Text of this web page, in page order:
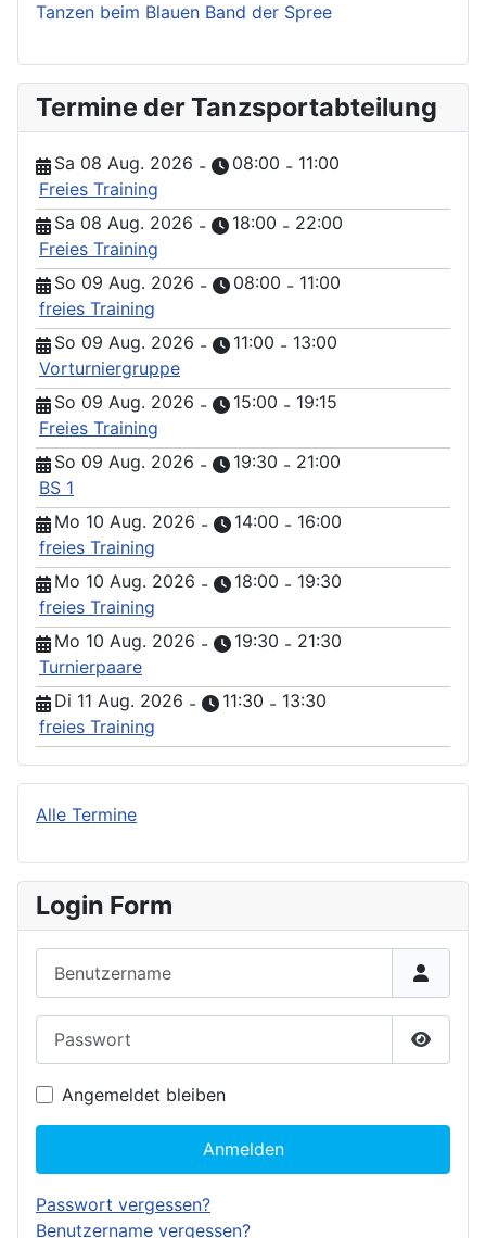
Tanzen beim Blauen Band der Spree
Termine der Tanzsportabteilung
Sa 08 Aug. 2026 - 08:00 - 11:00
Freies Training
Sa 08 Aug. 2026 - 18:00 - 22:00
Freies Training
So 09 Aug. 2026 - 08:00 - 11:00
freies Training
So 09 Aug. 2026 - 11:00 - 13:00
Vorturniergruppe
So 09 Aug. 2026 - 15:00 - 19:15
Freies Training
So 09 Aug. 2026 - 19:30 - 21:00
BS 1
Mo 10 Aug. 2026 - 14:00 - 16:00
freies Training
Mo 10 Aug. 2026 - 18:00 - 19:30
freies Training
Mo 10 Aug. 2026 - 19:30 - 21:30
Turnierpaare
Di 11 Aug. 2026 - 11:30 - 13:30
freies Training
Alle Termine
Login Form
Angemeldet bleiben
Anmelden
Passwort vergessen?
Benutzername vergessen?